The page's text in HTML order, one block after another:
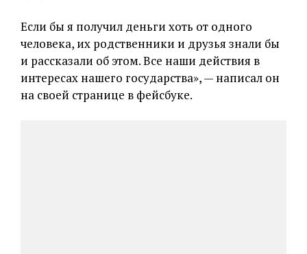
Если бы я получил деньги хоть от одного
человека, их родственники и друзья знали бы
и рассказали об этом. Все наши действия в
интересах нашего государства», — написал он
на своей странице в фейсбуке.